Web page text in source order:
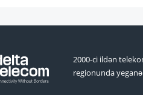
2000-ci ildən
regionunda